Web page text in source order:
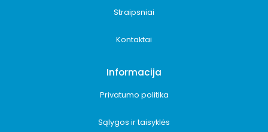
Straipsniai
Kontaktai
Informacija
Privatumo politika
Sąlygos ir taisyklės